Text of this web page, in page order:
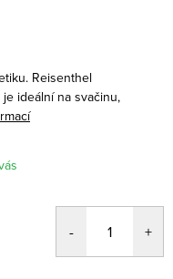
Reisenthel
ideální na svačinu,